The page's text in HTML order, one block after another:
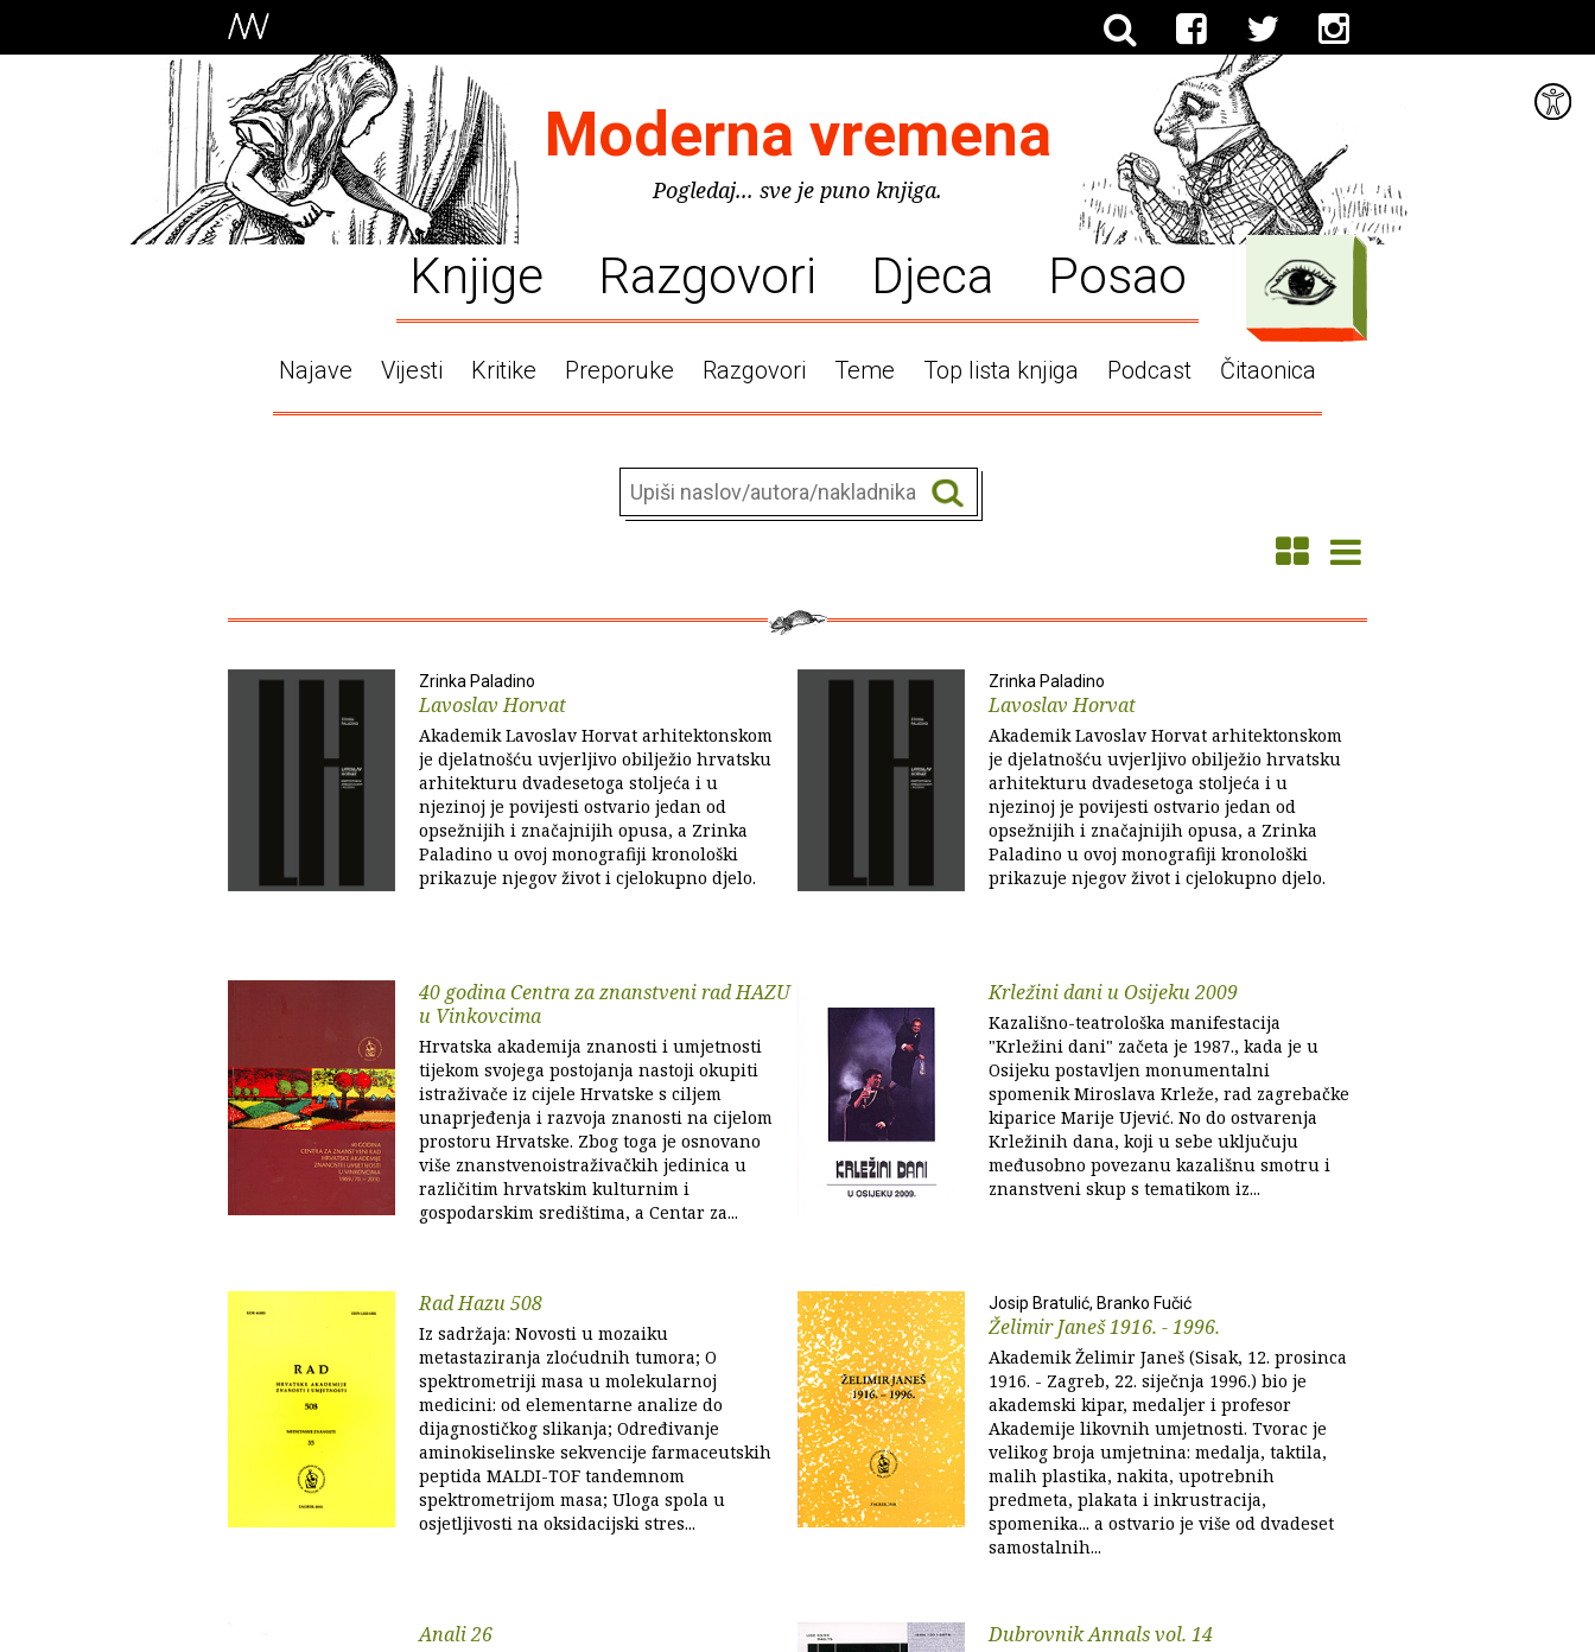
Moderna vremena
Pogledaj... sve je puno knjiga.
Knjige Razgovori Djeca Posao
Najave Vijesti Kritike Preporuke Razgovori Teme Top lista knjiga Podcast Čitaonica
Zrinka Paladino
Lavoslav Horvat
Akademik Lavoslav Horvat arhitektonskom
je djelatnošću uvjerljivo obilježio hrvatsku
arhitekturu dvadesetoga stoljeća i u
njezinoj je povijesti ostvario jedan od
opsežnijih i značajnijih opusa, a Zrinka
Paladino u ovoj monografiji kronološki
prikazuje njegov život i cjelokupno djelo.
Zrinka Paladino
Lavoslav Horvat
Akademik Lavoslav Horvat arhitektonskom
je djelatnošću uvjerljivo obilježio hrvatsku
arhitekturu dvadesetoga stoljeća i u
njezinoj je povijesti ostvario jedan od
opsežnijih i značajnijih opusa, a Zrinka
Paladino u ovoj monografiji kronološki
prikazuje njegov život i cjelokupno djelo.
40 godina Centra za znanstveni rad HAZU
u Vinkovcima
Hrvatska akademija znanosti i umjetnosti
tijekom svojega postojanja nastoji okupiti
istraživače iz cijele Hrvatske s ciljem
unaprjeđenja i razvoja znanosti na cijelom
prostoru Hr­vatske. Zbog toga je osnovano
više znanstvenoistraživačkih jedinica u
različitim hrvatskim kulturnim i
gospodarskim središtima, a Centar za...
Krležini dani u Osijeku 2009
Kazališno-teatrološka manifestacija
"Krležini dani" začeta je 1987., kada je u
Osijeku postavljen monumentalni
spomenik Miroslava Krleže, rad zagrebačke
kiparice Marije Ujević. No do ostvarenja
Krležinih dana, koji u sebe uključuju
međusobno povezanu kazališnu smotru i
znanstveni skup s tematikom iz...
Rad Hazu 508
Iz sadržaja: Novosti u mozaiku
metastaziranja zloćudnih tumora; O
spektrometriji masa u molekularnoj
medicini: od elementarne analize do
dijagnostičkog slikanja; Određivanje
aminokiselinske sekvencije farmaceutskih
peptida MALDI-TOF tandemnom
spektrometrijom masa; Uloga spola u
osjetljivosti na oksidacijski stres...
Josip Bratulić, Branko Fučić
Želimir Janeš 1916. - 1996.
Akademik Želimir Janeš (Sisak, 12. prosinca
1916. - Zagreb, 22. siječnja 1996.) bio je
akademski kipar, medaljer i profesor
Akademije likovnih umjetnosti. Tvorac je
velikog broja umjetnina: medalja, taktila,
malih plastika, nakita, upotrebnih
predmeta, plakata i inkrustracija,
spomenika... a ostvario je više od dvadeset
samostalnih...
Anali 26 Dubrovnik Annals vol. 14